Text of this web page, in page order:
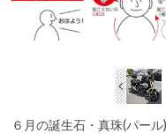
６月の誕生石・真珠(パー